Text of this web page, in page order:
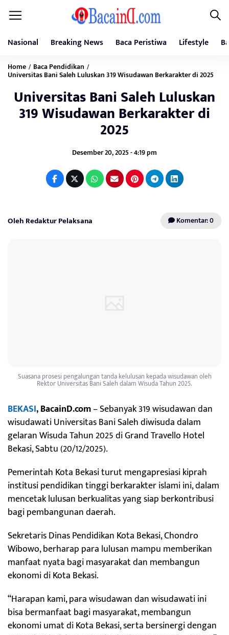
Nasional Breaking News Baca Peristiwa Lifestyle
Home / Baca Pendidikan /
Universitas Bani Saleh Luluskan 319 Wisudawan Berkarakter di 2025
Universitas Bani Saleh Luluskan
319 Wisudawan Berkarakter di
2025
Desember 20, 2025 - 4:19 pm
Oleh Redaktur Pelaksana Komentar: 0
Suasana prosesi pengalungan tanda kelulusan kepada wisudawan oleh
Rektor Universitas Bani Saleh dalam Wisuda Tahun 2025.
BEKASI, BacainD.com– Sebanyak 319 wisudawan dan
wisudawati Universitas Bani Saleh diwisuda dalam
gelaran Wisuda Tahun 2025 di Grand Travello Hotel
Bekasi, Sabtu (20/12/2025).
Pemerintah Kota Bekasi turut mengapresiasi kiprah
institusi pendidikan tinggi berkarakter islami ini, dalam
mencetak lulusan berkualitas yang siap berkontribusi
bagi pembangunan daerah.
Sekretaris Dinas Pendidikan Kota Bekasi, Chondro
Wibowo, berharap para lulusan mampu memberikan
manfaat nyata bagi masyarakat dan membangun
ekonomi di Kota Bekasi.
“Harapan kami, para wisudawan dan wisudawati ini
bisa bermanfaat bagi masyarakat, membangun
ekonomi umat di Kota Bekasi, serta bersinergi dengan